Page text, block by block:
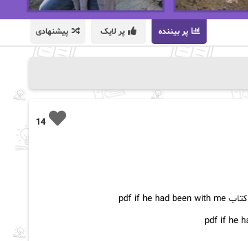
پر بیننده پر لایک پیشنهادی
14
کتاب pdf if he had been with me